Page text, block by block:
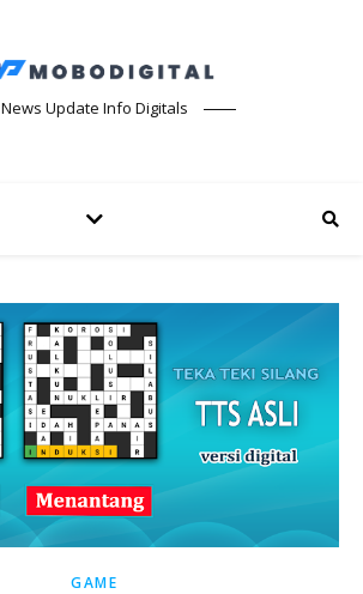
News Update Info Digitals
GAME